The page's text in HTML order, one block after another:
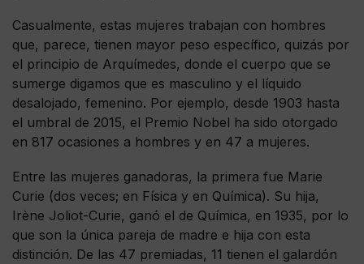
Casualmente, estas mujeres trabajan con hombres
que, parece, tienen mayor peso específico, quizás por
el principio de Arquímedes, donde el cuerpo que se
sumerge digamos que es masculino y el líquido
desalojado, femenino. Por ejemplo, desde 1903 hasta
el umbral de 2015, el Premio Nobel ha sido otorgado
en 817 ocasiones a hombres y en 47 a mujeres.
Entre las mujeres ganadoras, la primera fue Marie
Curie (dos veces; en Física y en Química). Su hija,
Irène Joliot-Curie, ganó el de Química, en 1935, por lo
que son la única pareja de madre e hija con esta
distinción. De las 47 premiadas, 11 tienen el galardón